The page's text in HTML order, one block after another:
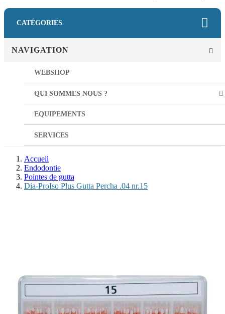
CATÉGORIES
NAVIGATION
WEBSHOP
QUI SOMMES NOUS ?
EQUIPEMENTS
SERVICES
Accueil
Endodontie
Pointes de gutta
Dia-ProIso Plus Gutta Percha .04 nr.15